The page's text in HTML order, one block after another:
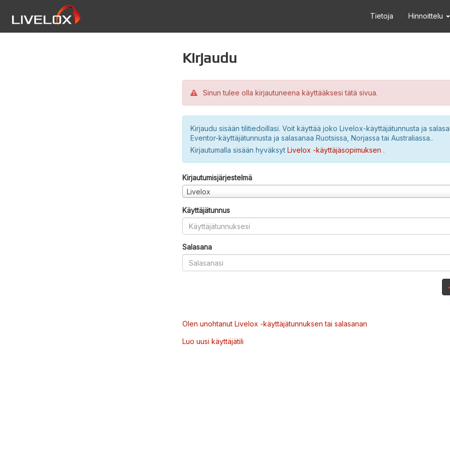
Tietoja Hinnoittelu
Kirjaudu
Sinun tulee olla kirjautuneena käyttääksesi tätä sivua.
Kirjaudu sisään tilitiedoillasi. Voit käyttää joko Livelox-käyttäjätunnusta ja
Eventor-käyttäjätunnusta ja salasanaa Ruotsissa, Norjassa tai Australiassa..
Kirjautumalla sisään hyväksyt Livelox -käyttäjäsopimuksen .
Kirjautumisjärjestelmä
Livelox
Käyttäjätunnus
Salasana
Olen unohtanut Livelox -käyttäjätunnuksen tai salasanan
Luo uusi käyttäjätili